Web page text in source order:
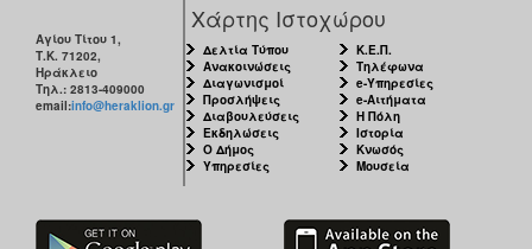
Αγίου Τίτου 1,
Τ.Κ. 71202,
Ηράκλειο
Τηλ.: 2813-409000
email:info@heraklion.gr
Χάρτης Ιστοχώρου
Δελτία Τύπου
Ανακοινώσεις
Διαγωνισμοί
Προσλήψεις
Διαβουλεύσεις
Εκδηλώσεις
Ο Δήμος
Υπηρεσίες
Κ.Ε.Π.
Τηλέφωνα
e-Υπηρεσίες
e-Αιτήματα
Η Πόλη
Ιστορία
Κνωσός
Μουσεία